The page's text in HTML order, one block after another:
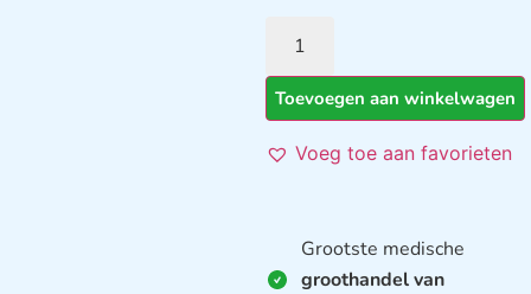
Toevoegen aan winkelwagen
Voeg toe aan favorieten
Grootste medische
groothandel van